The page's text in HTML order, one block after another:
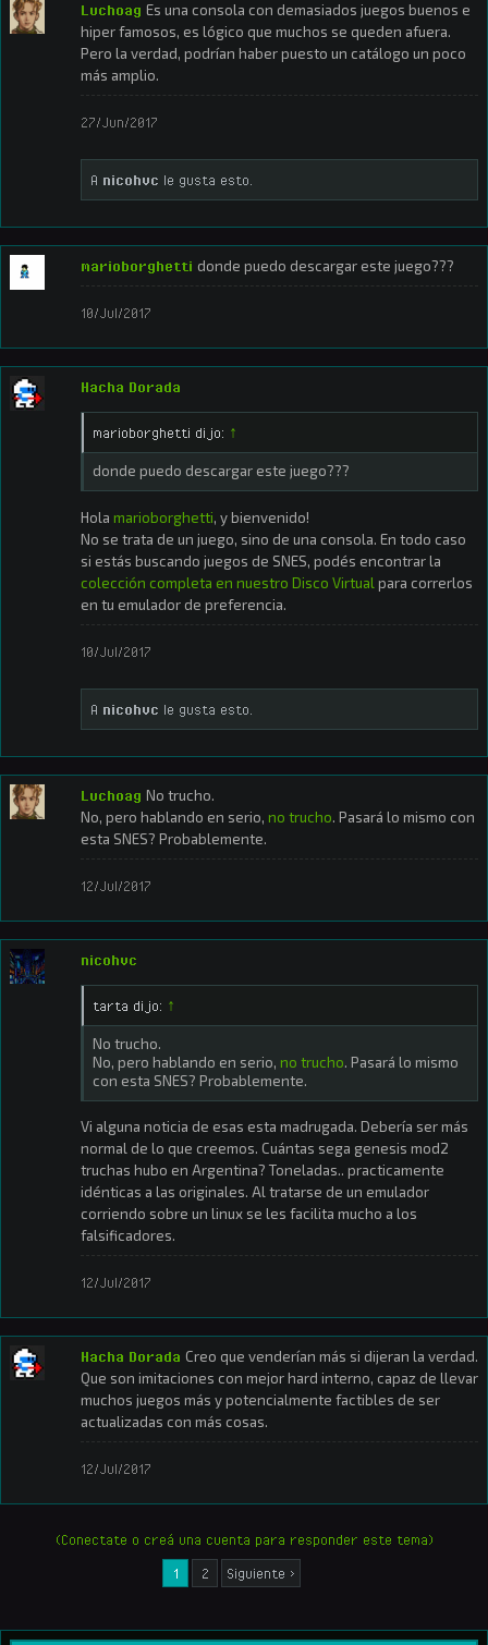
Luchoag Es una consola con demasiados juegos buenos e
hiper famosos, es lógico que muchos se queden afuera.
Pero la verdad, podrían haber puesto un catálogo un poco
más amplio.
27/Jun/2017
A nicohvc le gusta esto.
marioborghetti donde puedo descargar este juego???
10/Jul/2017
Hacha Dorada
marioborghetti dijo: ↑
donde puedo descargar este juego???
Hola marioborghetti, y bienvenido!
No se trata de un juego, sino de una consola. En todo caso
si estás buscando juegos de SNES, podés encontrar la
colección completa en nuestro Disco Virtual para correrlos
en tu emulador de preferencia.
10/Jul/2017
A nicohvc le gusta esto.
Luchoag No trucho.
No, pero hablando en serio, no trucho. Pasará lo mismo con
esta SNES? Probablemente.
12/Jul/2017
nicohvc
tarta dijo: ↑
No trucho.
No, pero hablando en serio, no trucho. Pasará lo mismo
con esta SNES? Probablemente.
Vi alguna noticia de esas esta madrugada. Debería ser más
normal de lo que creemos. Cuántas sega genesis mod2
truchas hubo en Argentina? Toneladas.. practicamente
idénticas a las originales. Al tratarse de un emulador
corriendo sobre un linux se les facilita mucho a los
falsificadores.
12/Jul/2017
Hacha Dorada Creo que venderían más si dijeran la verdad.
Que son imitaciones con mejor hard interno, capaz de llevar
muchos juegos más y potencialmente factibles de ser
actualizadas con más cosas.
12/Jul/2017
(Conectate o creá una cuenta para responder este tema)
1
2 Siguiente >